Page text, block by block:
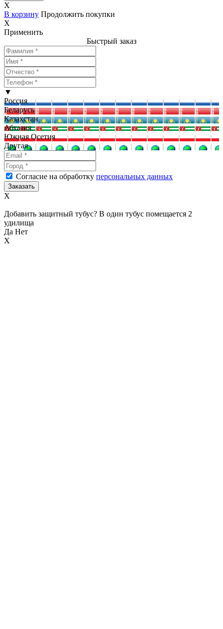
X
В корзину Продолжить покупки
X
Применить
Быстрый заказ
▼
Россия
Беларусь
Казахстан
Абхазия
Южная Осетия
Другая
Согласие на обработку персональных данных
X
Добавить защитный тубус? В один тубус помещается 2
удилища
Да Нет
X